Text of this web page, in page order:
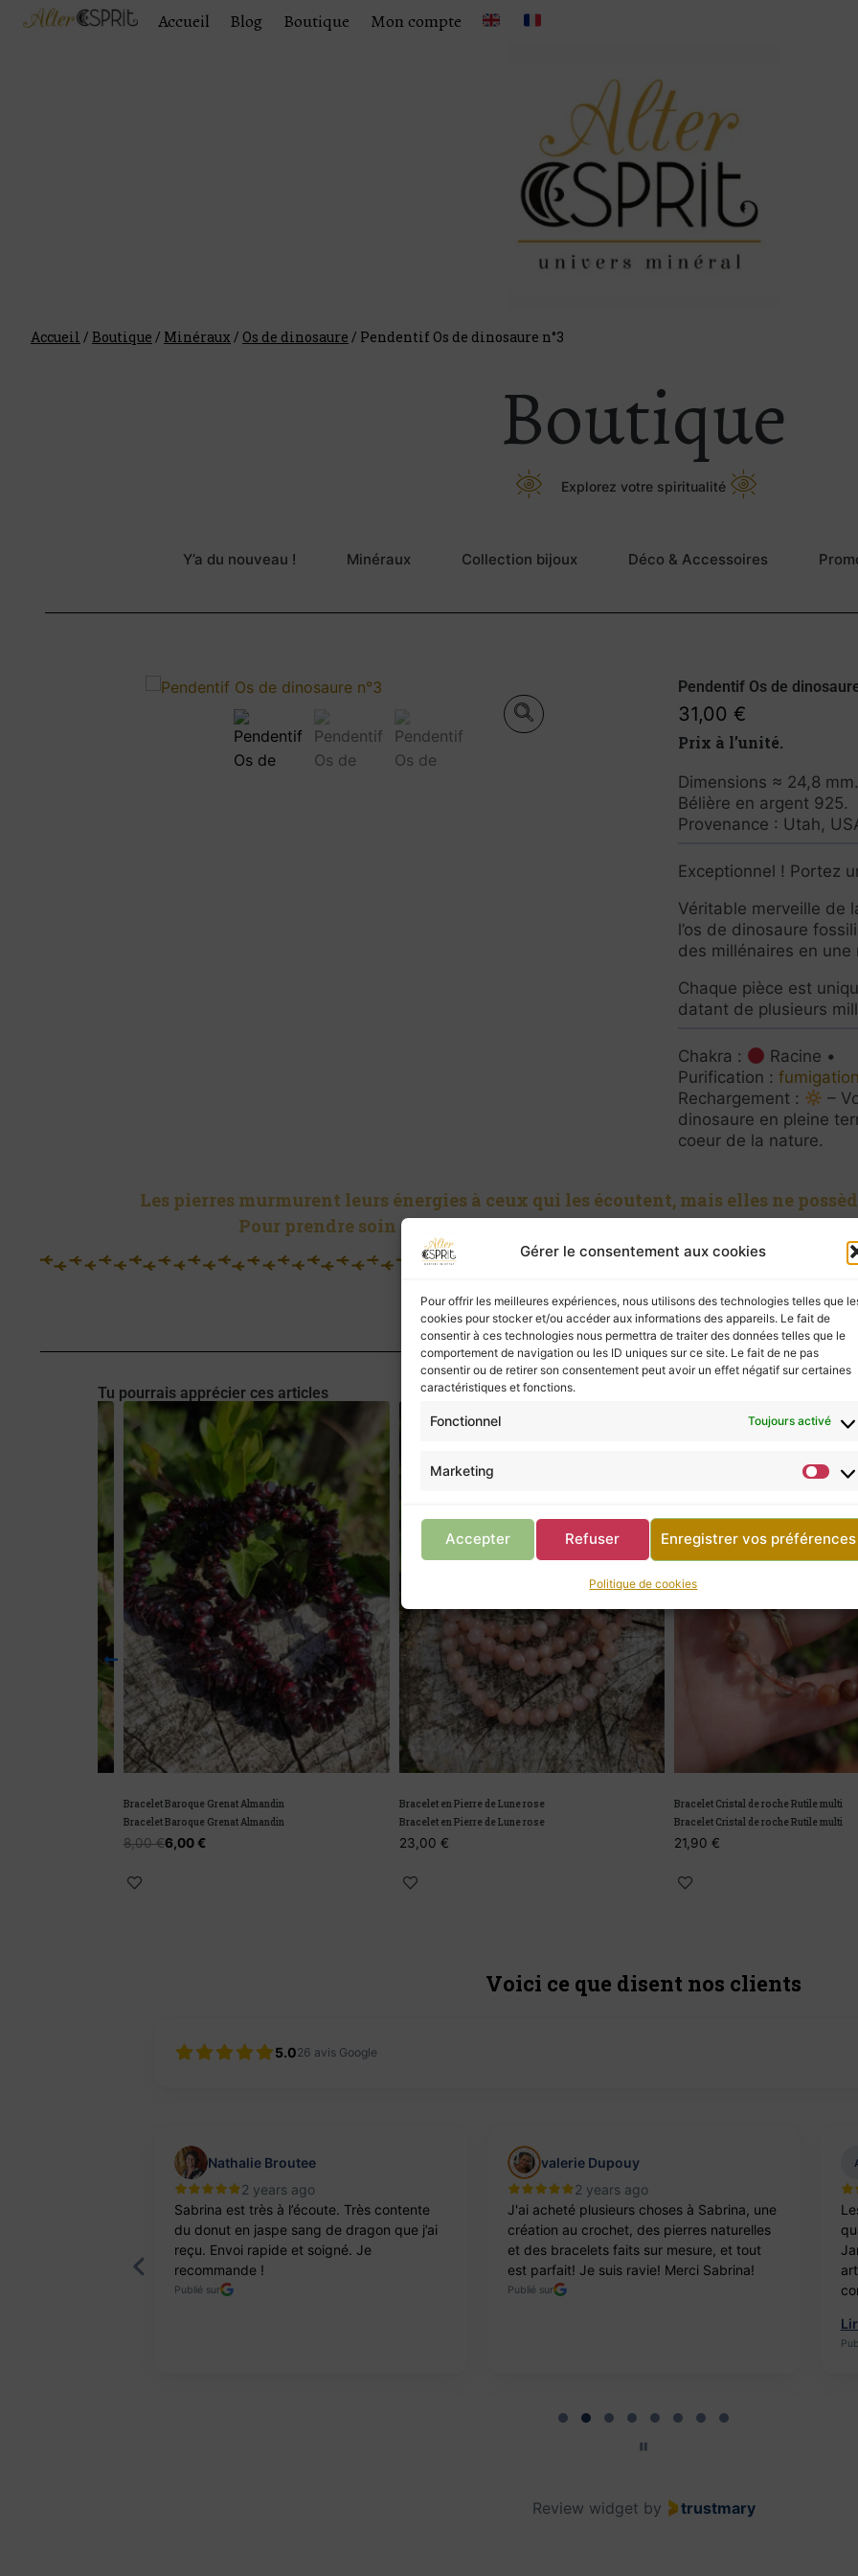
Gérer le consentement aux cookies
Pour offrir les meilleures expériences, nous utilisons des technologies telles que
cookies pour stocker et/ou accéder aux informations des appareils. Le fait de
consentir à ces technologies nous permettra de traiter des données telles que le
comportement de navigation ou les ID uniques sur ce site. Le fait de ne pas
consentir ou de retirer son consentement peut avoir un effet négatif sur certaines
caractéristiques et fonctions.
Fonctionnel Toujours activé
Marketing
Accepter Refuser Enregistrer vos préférences
Politique de cookies
Accueil Blog Boutique Mon compte
Accueil / Boutique / Minéraux / Os de dinosaure / Pendentif Os de dinosaure n°3
Boutique
Explorez votre spiritualité
Y’a du nouveau ! Minéraux Collection bijoux Déco & Accessoires
Pendentif Os de
31,00 €
Prix à l’unité.
Dimensions ≈ 24,8 mm.
Bélière en argent 925.
Provenance : Utah,
Exceptionnel ! Portez
Véritable merveille de
l’os de dinosaure
des millénaires en
Chaque pièce est
datant de plusieurs
Chakra :
Racine •
Purification :
Rechargement :
–
dinosaure en pleine
coeur de la nature.
Les pierres murmurent leurs énergies à ceux qui les écoutent, mais elles ne
Pour prendre soin de vous, ne négligez pas la consultation d’un
Retour à la boutique
Tu pourrais apprécier ces articles
Bracelet Baroque Grenat Almandin
Bracelet Baroque Grenat Almandin
8,00€6,00€
Bracelet en Pierre de Lune rose
Bracelet en Pierre de Lune rose
23,00€
Bracelet Cristal de roche Rutile multi
Bracelet Cristal de roche Rutile multi
21,90€
Voici ce que disent nos clients
5.026 avis Google
Nathalie Broutee
2 years ago
Sabrina est très à l’écoute. Très contente
du donut en jaspe sang de dragon que j’ai
reçu. Envoi rapide et soigné. Je
recommande !
Publié sur
valerie Dupouy
2 years ago
J'ai acheté plusieurs choses à Sabrina, une
création au crochet, des pierres naturelles
et des bracelets faits sur mesure, et tout
est parfait! Je suis ravie! Merci Sabrina!
Publié sur
Review widget by trustmary